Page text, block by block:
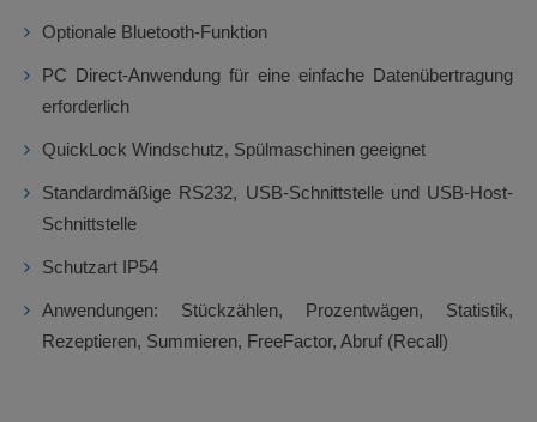
Optionale Bluetooth-Funktion
PC Direct-Anwendung für eine einfache Datenübertragung
erforderlich
QuickLock Windschutz, Spülmaschinen geeignet
Standardmäßige RS232, USB-Schnittstelle und USB-Host-
Schnittstelle
Schutzart IP54
Anwendungen: Stückzählen, Prozentwägen, Statistik,
Rezeptieren, Summieren, FreeFactor, Abruf (Recall)